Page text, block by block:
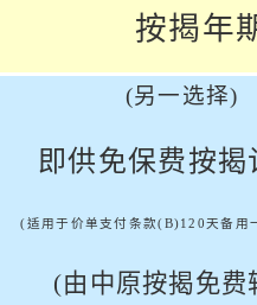
按揭年
(另一选择)
即供免保费按揭
(适用于价单支付条款(B)120天备用
(由中原按揭免费